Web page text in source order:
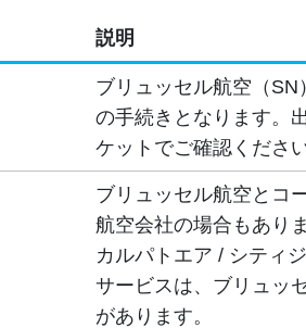
説明
ブリュッセル航空（
の手続きとなります。
ケットでご確認ください
ブリュッセル航空とコ
航空会社の場合もありま
カルパトエア / シティ
サービスは、ブリュッ
があります。